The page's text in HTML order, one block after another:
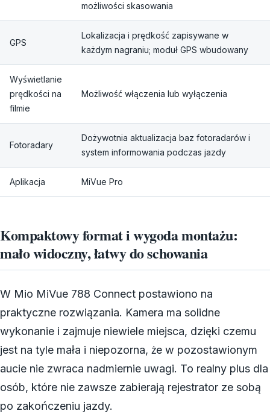
możliwości skasowania
GPS
Lokalizacja i prędkość zapisywane w
każdym nagraniu; moduł GPS wbudowany
Wyświetlanie
prędkości na
filmie
Możliwość włączenia lub wyłączenia
Fotoradary
Dożywotnia aktualizacja baz fotoradarów i
system informowania podczas jazdy
Aplikacja MiVue Pro
Kompaktowy format i wygoda montażu:
mało widoczny, łatwy do schowania
W Mio MiVue 788 Connect postawiono na
praktyczne rozwiązania. Kamera ma solidne
wykonanie i zajmuje niewiele miejsca, dzięki czemu
jest na tyle mała i niepozorna, że w pozostawionym
aucie nie zwraca nadmiernie uwagi. To realny plus dla
osób, które nie zawsze zabierają rejestrator ze sobą
po zakończeniu jazdy.